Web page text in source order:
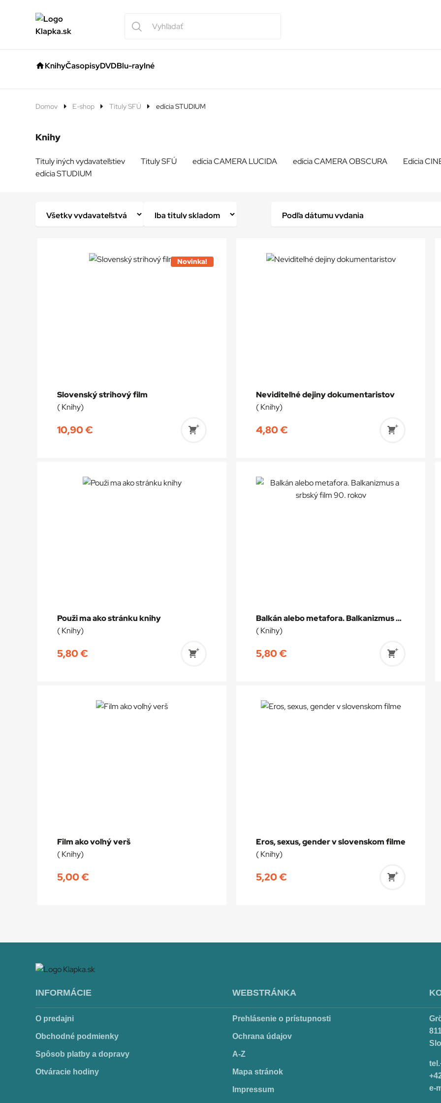
KnihyČasopisyDVDBlu-rayIné
Domov E-shop Tituly SFÚ edícia STUDIUM
Knihy
Tituly iných vydavateľstiev Tituly SFÚ edícia CAMERA LUCIDA edícia CAMERA OBSCURA Edícia
edícia STUDIUM
Novinka!
Slovenský strihový film
( Knihy)
10,90€
Pridať
Neviditeľné dejiny dokumentaristov
( Knihy)
4,80€
Pridať
Použi ma ako stránku knihy
( Knihy)
5,80€
Pridať
Balkán alebo metafora. Balkanizmus a srbský film 90. rokov
( Knihy)
5,80€
Pridať
Film ako voľný verš
( Knihy)
5,00€
Eros, sexus, gender v slovenskom filme
( Knihy)
5,20€
Pridať
INFORMÁCIE
O predajni
Obchodné podmienky
Spôsob platby a dopravy
Otváracie hodiny
WEBSTRÁNKA
Prehlásenie o prístupnosti
Ochrana údajov
A-Z
Mapa stránok
Impressum
e-